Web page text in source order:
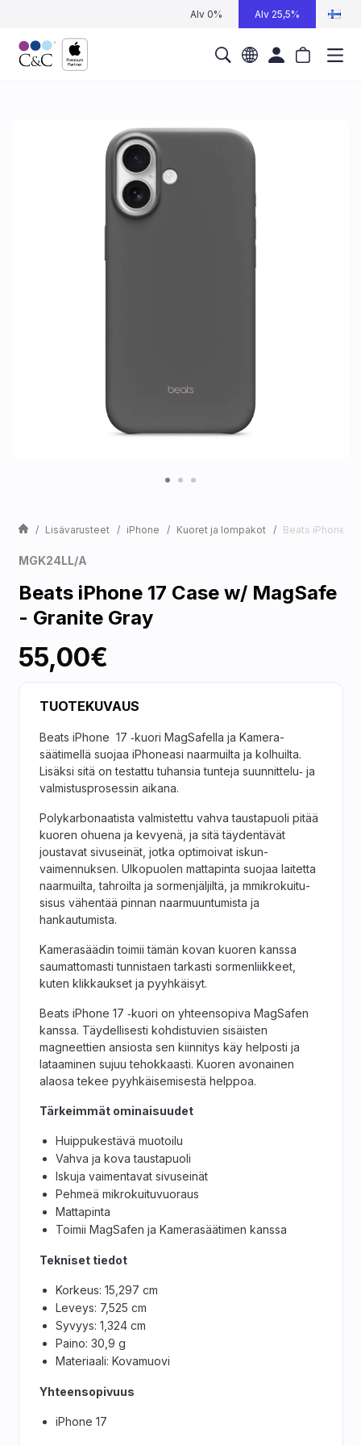
Alv 0% Alv 25,5%
Lisävarusteet iPhone Kuoret ja lompakot Beats iPhone
MGK24LL/A
Beats iPhone 17 Case w/ MagSafe
- Granite Gray
55,00€
TUOTEKUVAUS
Beats iPhone 17 ‑kuori MagSafella ja Kamera­
säätimellä suojaa iPhoneasi naarmuilta ja kolhuilta.
Lisäksi sitä on testattu tuhansia tunteja suunnittelu‑ ja
valmistus­prosessin aikana.
Polykarbonaatista valmistettu vahva taustapuoli pitää
kuoren ohuena ja kevyenä, ja sitä täydentävät
joustavat sivuseinät, jotka optimoivat iskun­
vaimennuksen. Ulkopuolen mattapinta suojaa laitetta
naarmuilta, tahroilta ja sormenjäljiltä, ja mmikrokuitu­
sisus vähentää pinnan naarmuuntumista ja
hankautumista.
Kamera­säädin toimii tämän kovan kuoren kanssa
saumattomasti tunnistaen tarkasti sormenliikkeet,
kuten klikkaukset ja pyyhkäisyt.
Beats iPhone 17 ‑kuori on yhteen­sopiva MagSafen
kanssa. Täydellisesti kohdistuvien sisäisten
magneettien ansiosta sen kiinnitys käy helposti ja
lataaminen sujuu tehokkaasti. Kuoren avonainen
alaosa tekee pyyhkäisemisestä helppoa.
Tärkeimmät ominaisuudet
Huippukestävä muotoilu
Vahva ja kova taustapuoli
Iskuja vaimentavat sivuseinät
Pehmeä mikrokuituvuoraus
Mattapinta
Toimii MagSafen ja Kamerasäätimen kanssa
Tekniset tiedot
Korkeus: 15,297 cm
Leveys: 7,525 cm
Syvyys: 1,324 cm
Paino: 30,9 g
Materiaali: Kovamuovi
Yhteensopivuus
iPhone 17